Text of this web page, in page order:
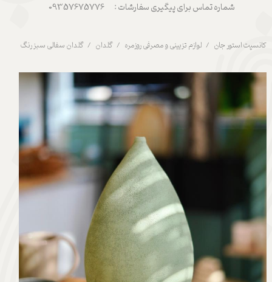
شماره تماس برای پیگیری سفارشات : 09357675776
کانسپت استور جان لوازم تزیینی و مصرفی روزمره گلدان گلدان سفالی سبز رنگ